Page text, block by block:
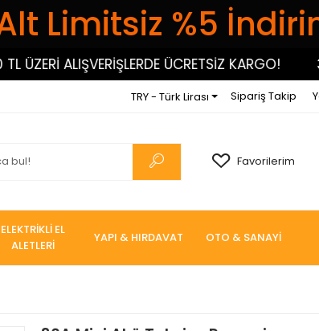
Limitsiz %5
ALIŞVERİŞLERDE ÜCRETSİZ KARGO!
TRY - Türk Lirası Sipariş Takip
Favorilerim
ELEKTRİKLİ EL
ALETLERİ
YAPI & HIRDAVAT OTO & SANAYİ